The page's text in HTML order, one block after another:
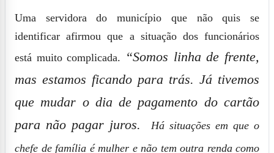
Uma servidora do município que não quis se
identificar afirmou que a situação dos funcionários
está muito complicada. “Somos linha de frente,
mas estamos ficando para trás. Já tivemos
que mudar o dia de pagamento do cartão
para não pagar juros.
Há situações em que o
chefe de família é mulher e não tem outra renda como